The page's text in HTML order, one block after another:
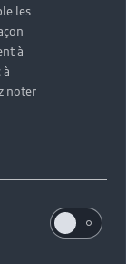
les
à
noter